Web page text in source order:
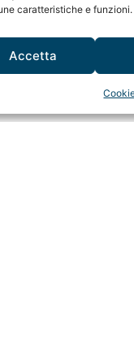
caratteristiche e funzioni.
Accetta